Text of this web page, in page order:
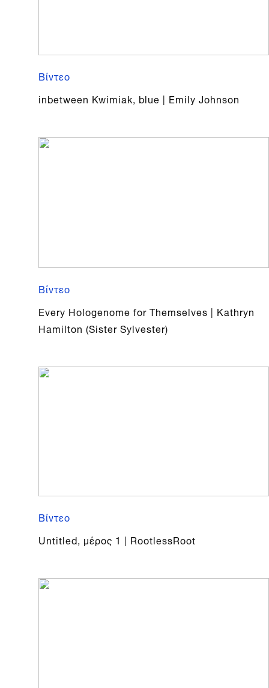
Βίντεο
inbetween Kwimiak, blue | Emily Johnson
Βίντεο
Every Hologenome for Themselves | Kathryn
Hamilton (Sister Sylvester)
Βίντεο
Untitled, μέρος 1 | RootlessRoot